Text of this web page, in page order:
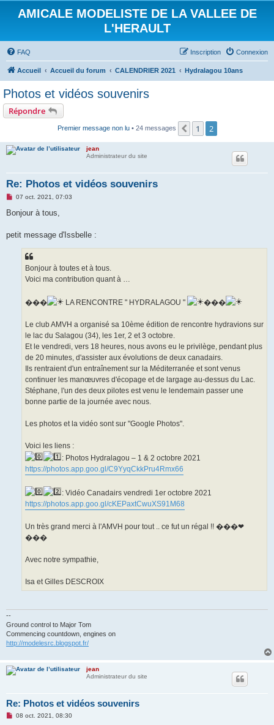
AMICALE MODELISTE DE LA VALLEE DE
L'HERAULT
FAQ Connexion
Inscription
Accueil Accueil du forum CALENDRIER 2021 Hydralagou 10ans
Photos et vidéos souvenirs
Répondre
Premier message non lu• 24 messages Précédent
1 2
jean
Administrateur du site
Re: Photos et vidéos souvenirs
M
s
g
07 oct. 2021, 07:03
Bonjour à tous,
petit message d'Issbelle :
Bonjour à toutes et à tous.
Voici ma contribution quant à …
��� LA RENCONTRE " HYDRALAGOU " ���
Le club AMVH a organisé sa 10ème édition de rencontre hydravions sur
le lac du Salagou (34), les 1er, 2 et 3 octobre.
Et le vendredi, vers 18 heures, nous avons eu le privilège, pendant plus
de 20 minutes, d'assister aux évolutions de deux canadairs.
Ils rentraient d'un entraînement sur la Méditerranée et sont venus
continuer les manœuvres d'écopage et de largage au-dessus du Lac.
Stéphane, l'un des deux pilotes est venu le lendemain passer une
bonne partie de la journée avec nous.
Les photos et la vidéo sont sur "Google Photos".
Voici les liens :
: Photos Hydralagou – 1 & 2 octobre 2021
https://photos.app.goo.gl/C9YyqCkkPru4Rmx66
: Vidéo Canadairs vendredi 1er octobre 2021
https://photos.app.goo.gl/cKEPaxtCwuXS91M68
Un très grand merci à l'AMVH pour tout .. ce fut un régal !! ���❤
���
Avec notre sympathie,
Isa et Gilles DESCROIX
--
Ground control to Major Tom
Commencing countdown, engines on
http://modelesrc.blogspot.fr/
jean
Administrateur du site
Re: Photos et vidéos souvenirs
M08 oct. 2021, 08:30